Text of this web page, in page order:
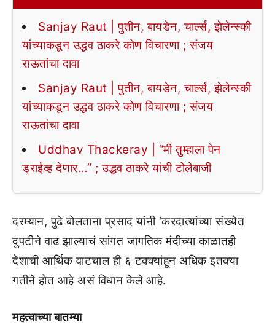
Sanjay Raut | पुतीन, बायडेन, चार्ल्स, झेलेन्स्की
यांच्याकडून उद्धव ठाकरे कोण विचारणा ; संजय
राऊतांचा दावा
Sanjay Raut | पुतीन, बायडेन, चार्ल्स, झेलेन्स्की
यांच्याकडून उद्धव ठाकरे कोण विचारणा ; संजय
राऊतांचा दावा
Uddhav Thackeray | “मी तुम्हाला पेन
ड्राईव्ह देणार…” ; उद्धव ठाकरे यांची टोलेबाजी
दरम्यान, पुढे बोलताना प्रसाद यांनी ‘करदात्यांच्या संख्येत
दुपटीने वाढ झाल्याचं सांगत जागतिक मंदीच्या काळातही
देशाची आर्थिक वाटचाल ही ६ टक्क्यांहून अधिक इतक्या
गतीने होत आहे असं विधान केले आहे.
महत्वाच्या बातम्या